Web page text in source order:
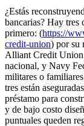
¿Estás
bancarias? Hay tres
primero: (https://
credit-union) por su
Alliant Credit Union
nacional, y Navy
militares o
tres están
préstamo para
y de bajo costo
puntuales queden